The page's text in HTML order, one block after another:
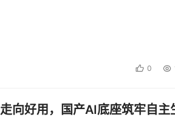
0
向好用，国产AI底座筑牢自主